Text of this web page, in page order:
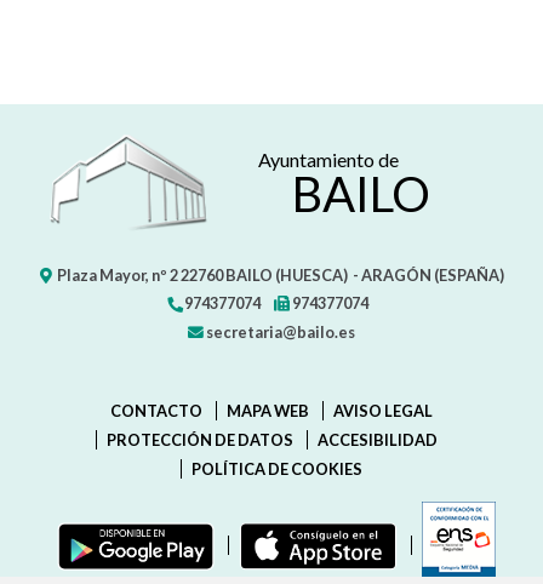
Ayuntamiento de
BAILO
Plaza Mayor, nº 222760 BAILO (HUESCA) - ARAGÓN (ESPAÑA)
974377074
974377074
secretaria@bailo.es
CONTACTO MAPA WEB
AVISO LEGAL
PROTECCIÓN DE DATOS
ACCESIBILIDAD
POLÍTICA DE COOKIES